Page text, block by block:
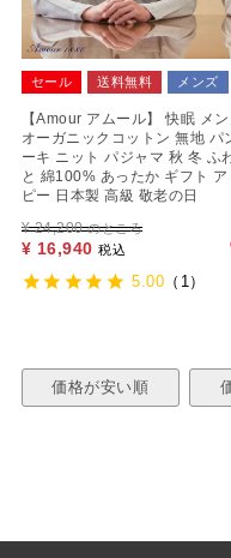
セール 送料無料 メンズ
【Amour アムール】 快眠 メ
オーガニックコットン 無地 パ
ーキ ニット パジャマ 秋 冬 ふ
と 綿100% あったか ギフト ア
ピー 日本製 高級 敬老の日
¥ 24,200 のところ
¥ 16,940 税込
5.00 （1）
価格が安い順